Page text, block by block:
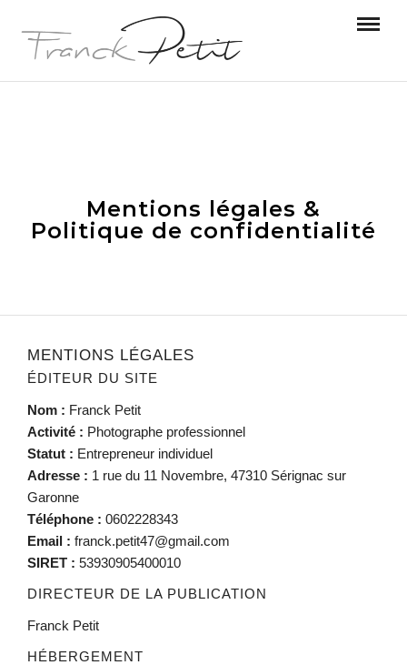
Mentions légales &
Politique de confidentialité
MENTIONS LÉGALES
ÉDITEUR DU SITE
Nom : Franck Petit
Activité : Photographe professionnel
Statut : Entrepreneur individuel
Adresse : 1 rue du 11 Novembre, 47310 Sérignac sur
Garonne
Téléphone : 0602228343
Email : franck.petit47@gmail.com
SIRET : 53930905400010
DIRECTEUR DE LA PUBLICATION
Franck Petit
HÉBERGEMENT